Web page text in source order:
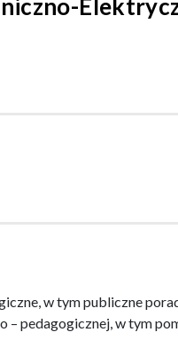
w tym publiczne
– pedagogicznej, w tym